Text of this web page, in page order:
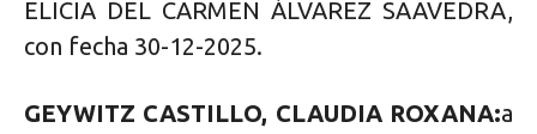
ELICIA DEL CARMEN ÁLVAREZ SAAVEDRA,
con fecha 30-12-2025.
GEYWITZ CASTILLO, CLAUDIA ROXANA:a